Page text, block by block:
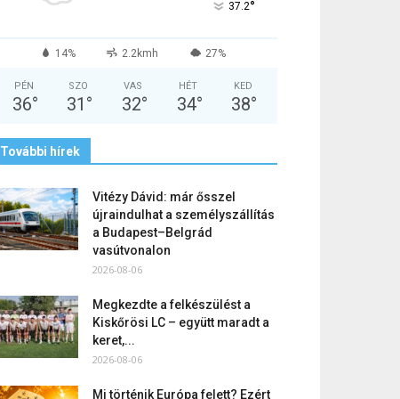
37.2°
14% 2.2kmh 27%
PÉN
36°
SZO
31 °
VAS
32°
HÉT
34°
KED
38°
További hírek
Vitézy Dávid: már ősszel
újraindulhat a személyszállítás
a Budapest–Belgrád
vasútvonalon
2026-08-06
Megkezdte a felkészülést a
Kiskőrösi LC – együtt maradt a
keret,...
2026-08-06
Mi történik Európa felett? Ezért